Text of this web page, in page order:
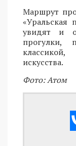
Маршрут
«Уральская
увидят и
прогулки,
искусства.
Фото: Атом